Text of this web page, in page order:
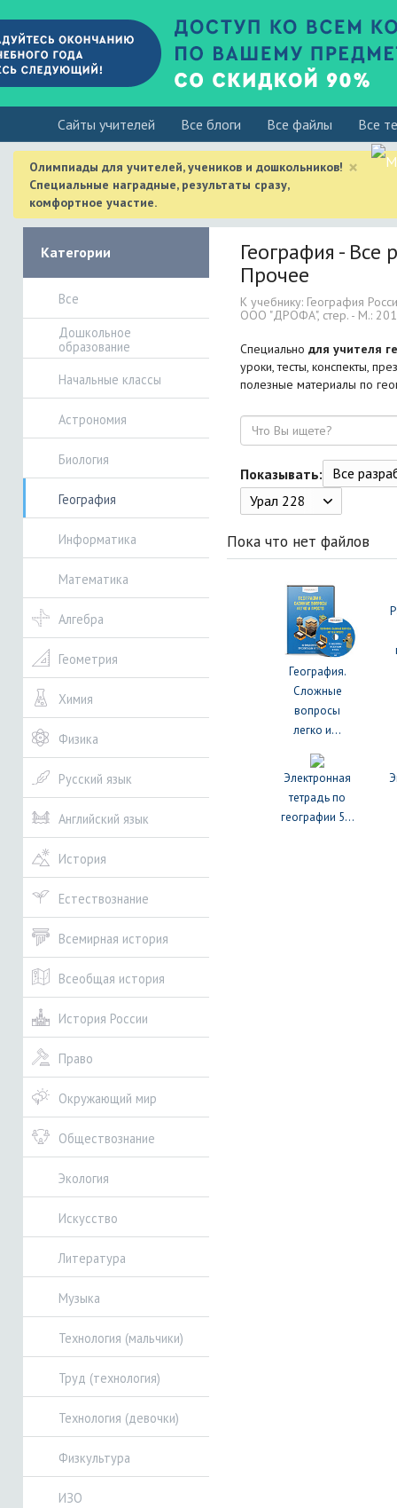
Cайты учителей Все блоги Все файлы Все
×
Олимпиады для учителей, учеников и дошкольников!
Специальные наградные, результаты сразу,
комфортное участие.
Категории
Все
Дошкольное
образование
Начальные классы
Астрономия
Биология
География
Информатика
Математика
Алгебра
Геометрия
Химия
Физика
Русский язык
Английский язык
История
Естествознание
Всемирная история
Всеобщая история
История России
Право
Окружающий мир
Обществознание
Экология
Искусство
Литература
Музыка
Технология (мальчики)
Труд (технология)
Технология (девочки)
Физкультура
ИЗО
География - Все
Прочее
К учебнику: География
ООО "ДРОФА", стер. - М.:
Специально для учителя
уроки, тесты, конспекты,
полезные материалы по
Поиск
Показывать:
Все
Урал 228
Пока что нет файлов
География.
Сложные
вопросы
легко и...
Электронная
тетрадь по
географии 5...